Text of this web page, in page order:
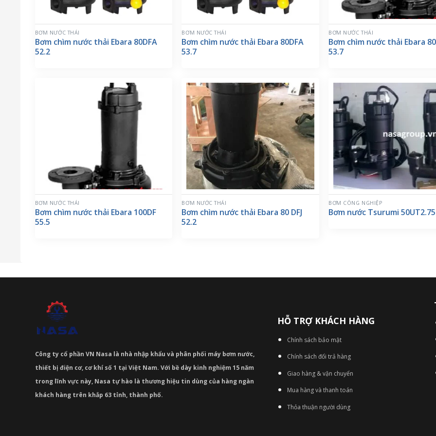
BƠM NƯỚC THẢI
Bơm chìm nước thải Ebara 80DFA
52.2
BƠM NƯỚC THẢI
Bơm chìm nước thải Ebara 80DFA
53.7
BƠM NƯỚC THẢI
Bơm chìm nước thải Ebara
53.7
BƠM NƯỚC THẢI
Bơm chìm nước thải Ebara 100DF
55.5
BƠM NƯỚC THẢI
Bơm chìm nước thải Ebara 80 DFJ
52.2
BƠM CÔNG NGHIỆP
Bơm nước Tsurumi 50UT2.75
Công ty cổ phần VN Nasa là nhà nhập khẩu và phân phối máy bơm nước,
thiết bị điện cơ, cơ khí số 1 tại Việt Nam. Với bề dày kinh nghiệm 15 năm
trong lĩnh vực này, Nasa tự hào là thương hiệu tin dùng của hàng ngàn
khách hàng trên khắp 63 tỉnh, thành phố.
HỖ TRỢ KHÁCH HÀNG
Chính sách bảo mật
Chính sách đổi trả hàng
Giao hàng & vận chuyển
Mua hàng và thanh toán
Thỏa thuận người dùng